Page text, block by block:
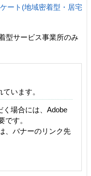
ート(地域密着型・居宅
サービス事業所のみ
います。
く場合には、Adobe
です。
、バナーのリンク先